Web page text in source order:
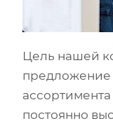
Цель нашей
ассортимента
постоянно